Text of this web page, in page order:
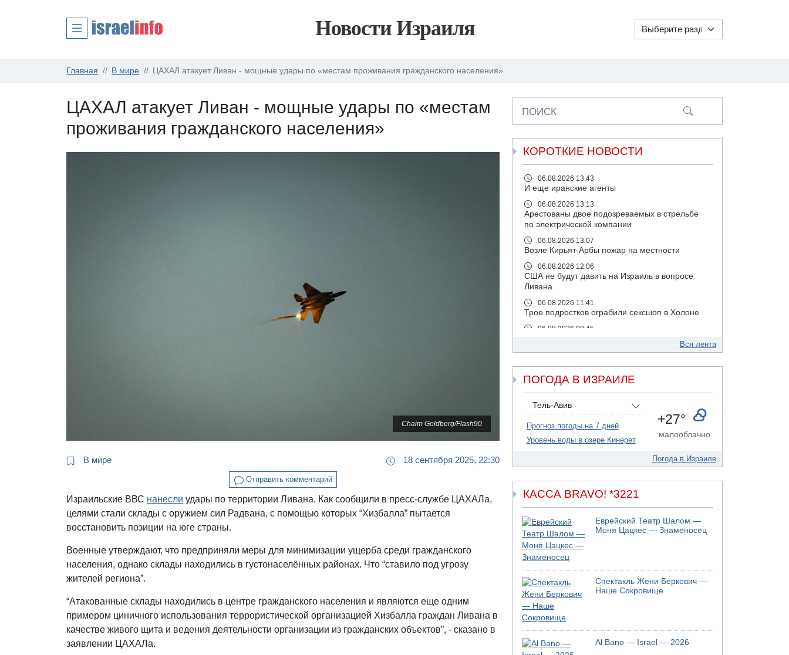
Новости Израиля
Главная В мире ЦАХАЛ атакует Ливан - мощные удары по «местам проживания гражданского населения»
ЦАХАЛ атакует Ливан - мощные удары по «местам
проживания гражданского населения»
Chaim Goldberg/Flash90
В мире 18 сентября 2025, 22:30
Отправить комментарий
Израильские ВВС нанесли удары по территории Ливана. Как сообщили в пресс-службе ЦАХАЛа,
целями стали склады с оружием сил Радвана, с помощью которых “Хизбалла” пытается
восстановить позиции на юге страны.
Военные утверждают, что предприняли меры для минимизации ущерба среди гражданского
населения, однако склады находились в густонаселённых районах. Что “ставило под угрозу
жителей региона”.
“Атакованные склады находились в центре гражданского населения и являются еще одним
примером циничного использования террористической организацией Хизбалла граждан Ливана в
качестве живого щита и ведения деятельности организации из гражданских объектов”, - сказано в
заявлении ЦАХАЛа.
ПОИСК
КОРОТКИЕ НОВОСТИ
06.08.2026 13:43
И еще иранские агенты
06.08.2026 13:13
Арестованы двое подозреваемых в стрельбе
по электрической компании
06.08.2026 13:07
Возле Кирьят-Арбы пожар на местности
06.08.2026 12:06
США не будут давить на Израиль в вопросе
Ливана
06.08.2026 11:41
Трое подростков ограбили сексшоп в Холоне
06.08.2026 08:45
06.08.2026 08:11
Украинская атака на российский НПЗ
05.08.2026 18:30
противоракетной обороны "Хец"
05.08.2026 18:28
МАДА призывает израильтян срочно сдавать
кровь
Бывший посол Израиля в ООН Гилад Эрдан
политической партии
05.08.2026 13:49
На севере Израиля на берег выбросило тело
05.08.2026 13:32
В России горят новые склады
05.08.2026 10:19
Хуситы сообщают об атаке по Саудовскому
танкеру
05.08.2026 10:16
Левые активисты пытались ворваться в офис
"Религиозного сионизма"
05.08.2026 06:42
05.08.2026 06:41
Вся лента
ПОГОДА В ИЗРАИЛЕ
Тель-Авив
Прогноз погоды на 7 дней
Уровень воды в озере Кинерет
+27°
малооблачно
Погода в Израиле
КАССА BRAVO! *3221
Еврейский Театр Шалом —
Моня Цацкес — Знаменосец
Спектакль Жени Беркович —
Наше Сокровище
Al Bano — Israel — 2026